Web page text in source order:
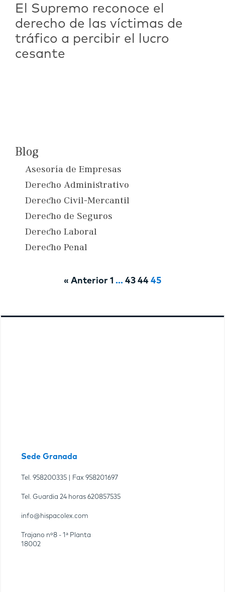
El Supremo reconoce el
derecho de las víctimas de
tráfico a percibir el lucro
cesante
Blog
Asesoría de Empresas
Derecho Administrativo
Derecho Civil-Mercantil
Derecho de Seguros
Derecho Laboral
Derecho Penal
« Anterior 1 … 43 44 45
Sede Granada
Tel. 958200335 | Fax 958201697
Tel. Guardia 24 horas 620857535
info@hispacolex.com
Trajano nº8 - 1ª Planta
18002